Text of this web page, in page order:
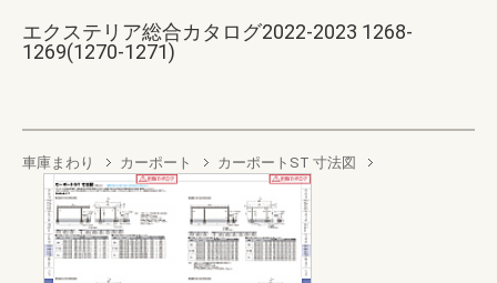
エクステリア総合カタログ2022-2023 1268-
1269(1270-1271)
車庫まわり カーポート カーポートST 寸法図